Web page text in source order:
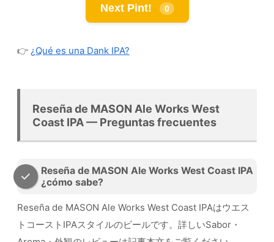
Next Pint! 0
👉 ¿Qué es una Dank IPA?
Reseña de MASON Ale Works West
Coast IPA — Preguntas frecuentes
Reseña de MASON Ale Works West Coast IPA
¿cómo sabe?
Reseña de MASON Ale Works West Coast IPAはウエス
トコーストIPAスタイルのビールです。詳しいSabor・